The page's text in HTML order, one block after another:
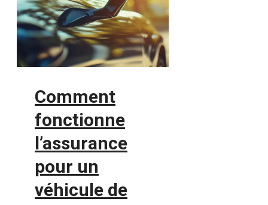
Comment
fonctionne
l’assurance
pour un
véhicule de